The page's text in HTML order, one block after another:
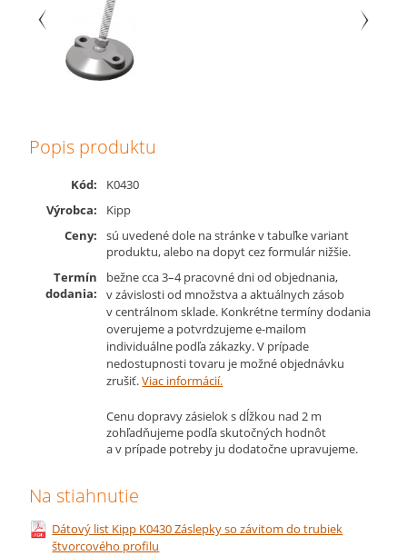
Popis produktu
Kód:
K0430
Výrobca:
Kipp
Ceny:
sú uvedené dole na stránke v tabuľke variant
produktu, alebo na dopyt cez formulár nižšie.
Termín
dodania:
bežne cca 3–4 pracovné dni od objednania,
v závislosti od množstva a aktuálnych zásob
v centrálnom sklade. Konkrétne termíny dodania
overujeme a potvrdzujeme e-mailom
individuálne podľa zákazky. V prípade
nedostupnosti tovaru je možné objednávku
zrušiť.Viac informácií.
Cenu dopravy zásielok s dĺžkou nad 2 m
zohľadňujeme podľa skutočných hodnôt
a v prípade potreby ju dodatočne upravujeme.
Na stiahnutie
Dátový list Kipp K0430 Záslepky so závitom do trubiek
štvorcového profilu